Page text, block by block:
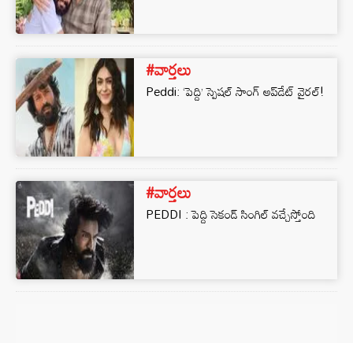
#వార్తలు
Peddi: ‘పెద్ది’ స్పెషల్ సాంగ్ అప్‌డేట్ వైరల్!
#వార్తలు
PEDDI : పెద్ది సెకండ్ సింగిల్ వచ్చేస్తోంది